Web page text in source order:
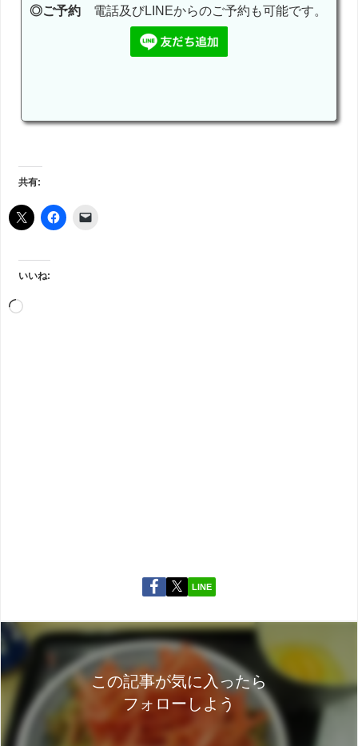
◎ご予約 電話及びLINEからのご予約も可能です。
共有:
いいね:
LINE
この記事が気に入ったら
フォローしよう